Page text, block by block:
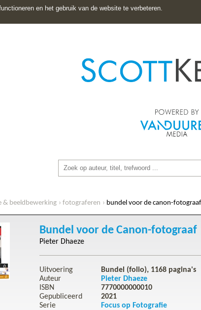
& beeldbewerking fotograferen bundel voor de canon-fotograaf
Bundel voor de Canon-fotograaf
Pieter Dhaeze
Uitvoering Bundel (folio), 1168 pagina's
Auteur
Pieter Dhaeze
ISBN
7770000000010
Gepubliceerd
2021
Serie
Focus op Fotografie
en het gebruik van de website te verbeteren.